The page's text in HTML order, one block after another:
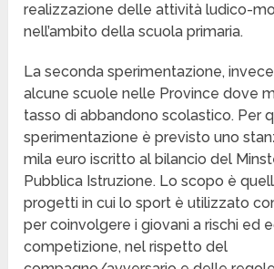
realizzazione delle attività ludico-
nell’ambito della scuola primaria.
La seconda sperimentazione,
alcune scuole nelle Province dove
tasso di abbandono scolastico. Per
sperimentazione è previsto uno
mila euro iscritto al bilancio del
Pubblica Istruzione. Lo scopo è
progetti in cui lo sport è utilizzato
per coinvolgere i giovani a rischi ed
competizione, nel rispetto del